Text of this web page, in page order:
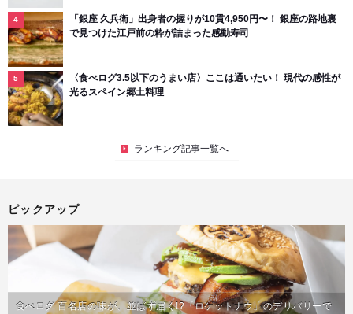
「銀座 久兵衛」出身者の握りが10貫4,950円〜！ 銀座の路地裏
で見つけた江戸前の粋が詰まった感動寿司
〈食べログ3.5以下のうまい店〉ここは通いたい！ 現代の感性が
光るスペイン郷土料理
ランキング記事一覧へ
ピックアップ
食べログ 百名店の味が、並ばず届く!?「ロケットナウ」のデリバリーで